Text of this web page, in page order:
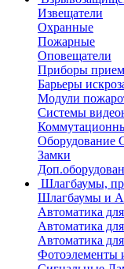
Извещатели
Охранные
Пожарные
Оповещатели
Приборы
Барьеры
Модули
Системы
Оборудование
Замки
Шлагбаумы,
Шлагбаумы и
Автоматика
Автоматика
Автоматика
Фотоэлементы